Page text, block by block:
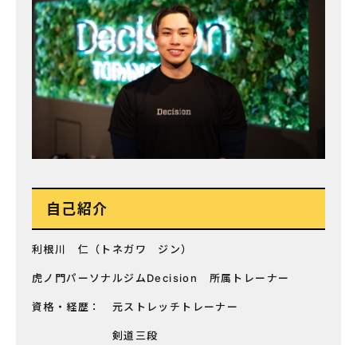
自己紹介
利根川 仁（トネガワ ジン）
虎ノ門パーソナルジムDecision 所属トレーナー
資格・経歴： 元ストレッチトレーナー
剣道三段